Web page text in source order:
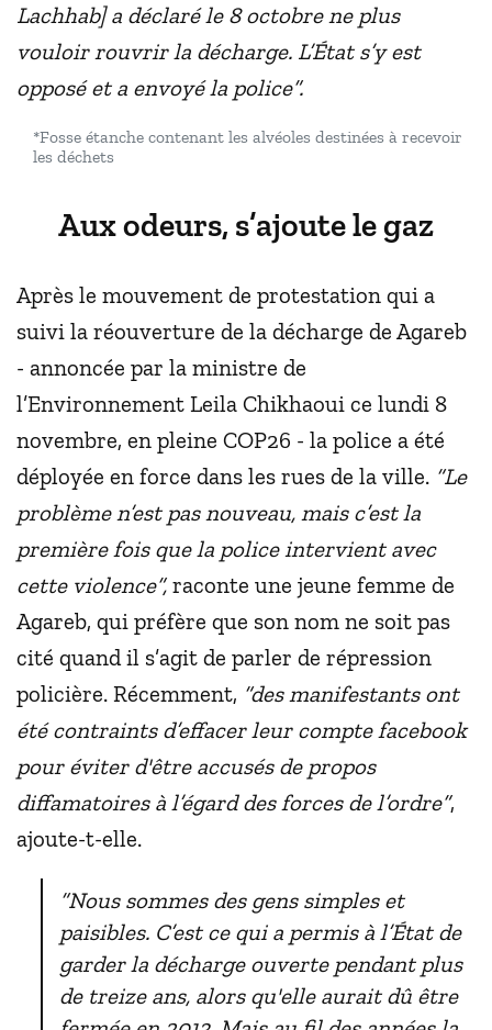
Lachhab] a déclaré le 8 octobre ne plus
vouloir rouvrir la décharge. L’État s’y est
opposé et a envoyé la police”.
*Fosse étanche contenant les alvéoles destinées à recevoir
les déchets
Aux odeurs, s’ajoute le gaz
Après le mouvement de protestation qui a
suivi la réouverture de la décharge de Agareb
- annoncée par la ministre de
l’Environnement Leila Chikhaoui ce lundi 8
novembre, en pleine COP26 - la police a été
déployée en force dans les rues de la ville. “Le
problème n’est pas nouveau, mais c’est la
première fois que la police intervient avec
cette violence”, raconte une jeune femme de
Agareb, qui préfère que son nom ne soit pas
cité quand il s’agit de parler de répression
policière. Récemment, “des manifestants ont
été contraints d’effacer leur compte facebook
pour éviter d'être accusés de propos
diffamatoires à l’égard des forces de l’ordre”,
ajoute-t-elle.
“Nous sommes des gens simples et
paisibles. C’est ce qui a permis à l’État de
garder la décharge ouverte pendant plus
de treize ans, alors qu'elle aurait dû être